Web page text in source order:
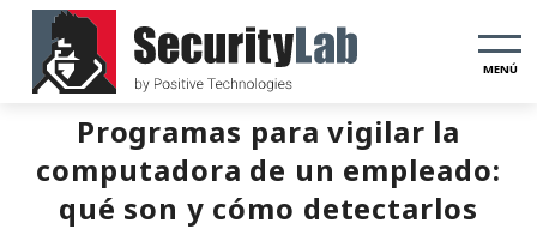
MENÚ
Programas para vigilar la
computadora de un empleado:
qué son y cómo detectarlos